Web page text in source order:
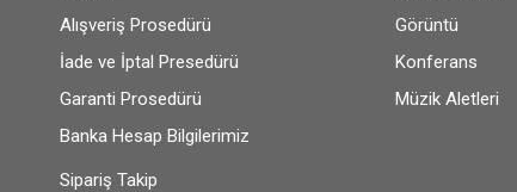
Alışveriş Prosedürü
İade ve İptal Presedürü
Garanti Prosedürü
Banka Hesap Bilgilerimiz
Sipariş Takip
Görüntü
Konferans
Müzik Aletleri